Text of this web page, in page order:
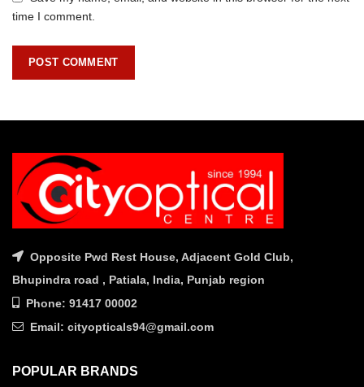
time I comment.
Opposite Pwd Rest House, Adjacent Gold Club,
Bhupindra road , Patiala, India, Punjab region
Phone: 91417 00002
Email: cityopticals94@gmail.com
POPULAR BRANDS